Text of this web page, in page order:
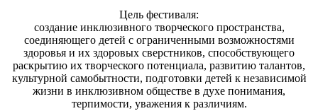
Цель фестиваля:
создание инклюзивного творческого пространства,
соединяющего детей с ограниченными возможностями
здоровья и их здоровых сверстников, способствующего
раскрытию их творческого потенциала, развитию талантов,
культурной самобытности, подготовки детей к независимой
жизни в инклюзивном обществе в духе понимания,
терпимости, уважения к различиям.